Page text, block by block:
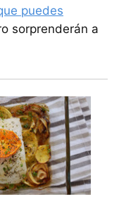
puedes
sorprenderán a